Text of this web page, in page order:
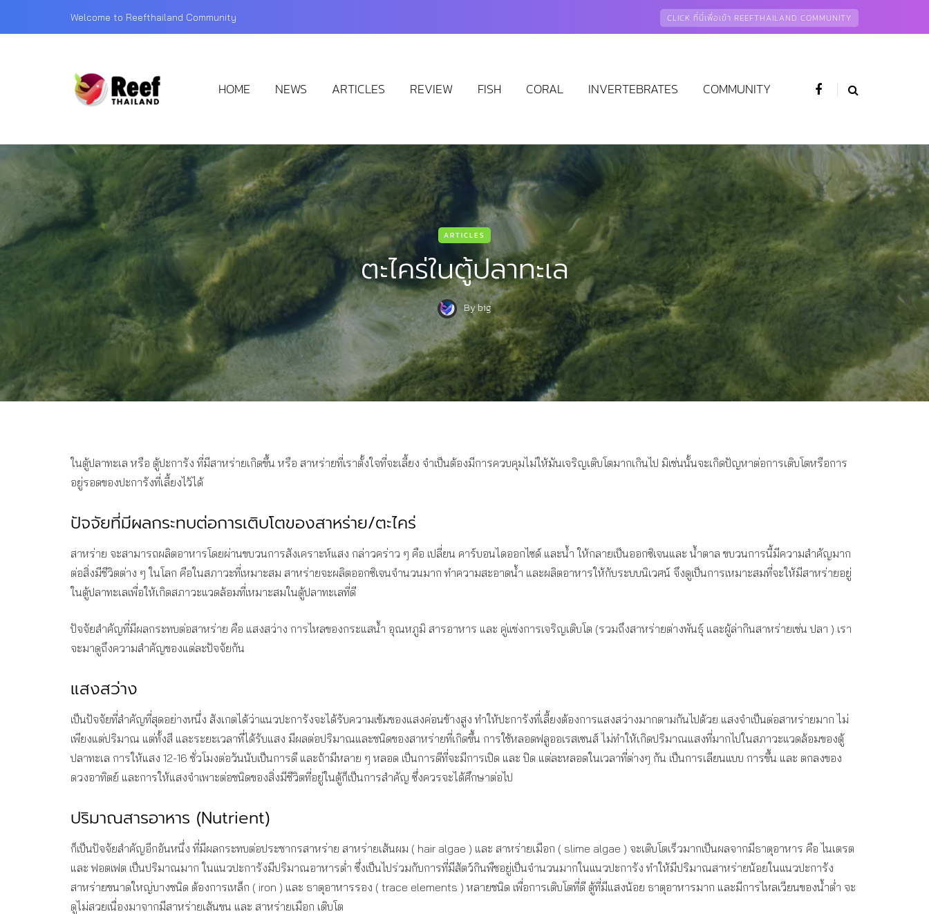
Welcome to Reefthailand Community CLICK ที่นี่เพื่อเข้า REEFTHAILAND COMMUNITY
HOME NEWS ARTICLES REVIEW FISH CORAL INVERTEBRATES COMMUNITY
ARTICLES
ตะไคร่ในตู้ปลาทะเล
Bybig
ในตู้ปลาทะเล หรือ ตู้ปะการัง ที่มีสาหร่ายเกิดขึ้น หรือ สาหร่ายที่เราตั้งใจที่จะเลี้ยง จำเป็นต้องมีการควบคุมไม่ให้มันเจริญเติบโตมากเกินไป มิเช่นนั้นจะเกิดปัญหาต่อการเติบโตหรือการ
อยู่รอดของปะการังที่เลี้ยงไว้ได้
ปัจจัยที่มีผลกระทบต่อการเติบโตของสาหร่าย/ตะไคร่
สาหร่าย จะสามารถผลิตอาหารโดยผ่านขบวนการสังเคราะห์แสง กล่าวคร่าว ๆ คือ เปลี่ยน คาร์บอนไดออกไซด์ และน้ำ ให้กลายเป็นออกซิเจนและ น้ำตาล ขบวนการนี้มีความสำคัญมาก
ต่อสิ่งมีชีวิตต่าง ๆ ในโลก คือในสภาวะที่เหมาะสม สาหร่ายจะผลิตออกซิเจนจำนวนมาก ทำความสะอาดน้ำ และผลิตอาหารให้กับระบบนิเวศน์ จึงดูเป็นการเหมาะสมที่จะให้มีสาหร่ายอยู่
ในตู้ปลาทะเลเพื่อให้เกิดสภาวะแวดล้อมที่เหมาะสมในตู้ปลาทะเลที่ดี
ปัจจัยสำคัญที่มีผลกระทบต่อสาหร่าย คือ แสงสว่าง การไหลของกระแสน้ำ อุณหภูมิ สารอาหาร และ คู่แข่งการเจริญเติบโต (รวมถึงสาหร่ายต่างพันธุ์ และผู้ล่ากินสาหร่ายเช่น ปลา ) เรา
จะมาดูถึงความสำคัญของแต่ละปัจจัยกัน
แสงสว่าง
เป็นปัจจัยที่สำคัญที่สุดอย่างหนึ่ง สังเกตได้ว่าแนวปะการังจะได้รับความเข้มของแสงค่อนข้างสูง ทำให้ปะการังที่เลี้ยงต้องการแสงสว่างมากตามกันไปด้วย แสงจำเป็นต่อสาหร่ายมาก ไม่
เพียงแต่ปริมาณ แต่ทั้งสี และระยะเวลาที่ได้รับแสง มีผลต่อปริมาณและชนิดของสาหร่ายที่เกิดขึ้น การใช้หลอดฟลูออเรสเซนส์ ไม่ทำให้เกิดปริมาณแสงที่มากไปในสภาวะแวดล้อมของตู้
ปลาทะเล การให้แสง 12-16 ชั่วโมงต่อวันนับเป็นการดี และถ้ามีหลาย ๆ หลอด เป็นการดีที่จะมีการเปิด และ ปิด แต่ละหลอดในเวลาที่ต่างๆ กัน เป็นการเลียนแบบ การขึ้น และ ตกลงของ
ดวงอาทิตย์ และการให้แสงจำเพาะต่อชนิดของสิ่งมีชีวิตที่อยู่ในตู้ก็เป็นการสำคัญ ซึ่งควรจะได้ศึกษาต่อไป
ปริมาณสารอาหาร (Nutrient)
ก็เป็นปัจจัยสำคัญอีกอันหนึ่ง ที่มีผลกระทบต่อประชากรสาหร่าย สาหร่ายเส้นผม ( hair algae ) และ สาหร่ายเมือก ( slime algae ) จะเติบโตเร็วมากเป็นผลจากมีธาตุอาหาร คือ ไนเตรต
และ ฟอตเฟต เป็นปริมาณมาก ในแนวปะการังมีปริมาณอาหารต่ำ ซึ่งเป็นไปร่วมกับการที่มีสัตว์กินพืชอยู่เป็นจำนวนมากในแนวปะการัง ทำให้มีปริมาณสาหร่ายน้อยในแนวปะการัง
สาหร่ายขนาดใหญ่บางชนิด ต้องการเหล็ก ( iron ) และ ธาตุอาหารรอง ( trace elements ) หลายชนิด เพื่อการเติบโตที่ดี ตู้ที่มีแสงน้อย ธาตุอาหารมาก และมีการไหลเวียนของน้ำต่ำ จะ
ดูไม่สวยเนื่องมาจากมีสาหร่ายเส้นขน และ สาหร่ายเมือก เติบโต